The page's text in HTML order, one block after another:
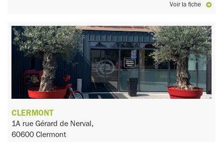
Voir la fiche
CLERMONT
1A rue Gérard de Nerval,
60600 Clermont